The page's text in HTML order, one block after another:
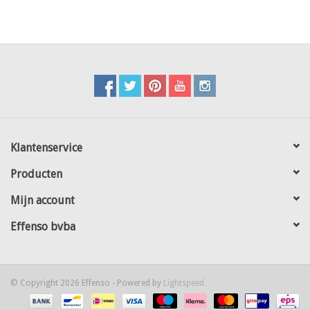
Klantenservice
Producten
Mijn account
Effenso bvba
© Copyright 2026 Effenso - Powered by Lightspeed